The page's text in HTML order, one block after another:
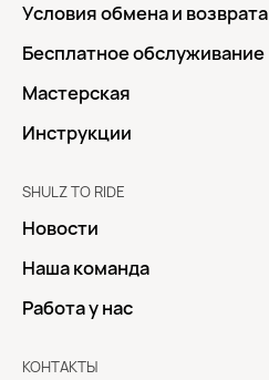
Условия обмена и возврата
Бесплатное обслуживание
Мастерская
Инструкции
SHULZ TO RIDE
Новости
Наша команда
Работа у нас
КОНТАКТЫ